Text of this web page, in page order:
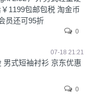
1199包邮包税 淘金币
员还可95折
0
07-18 21:21
男式短袖衬衫 京东优惠
0